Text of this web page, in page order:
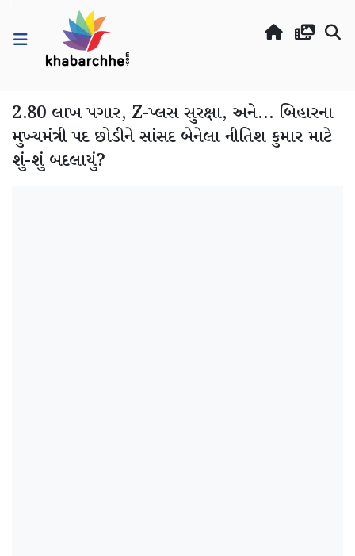
2.80 લાખ પગાર, Z-પ્લસ સુરક્ષા, અને... બિહારના
મુખ્યમંત્રી પદ છોડીને સાંસદ બેનેલા નીતિશ કુમાર માટે
શું-શું બદલાયું?